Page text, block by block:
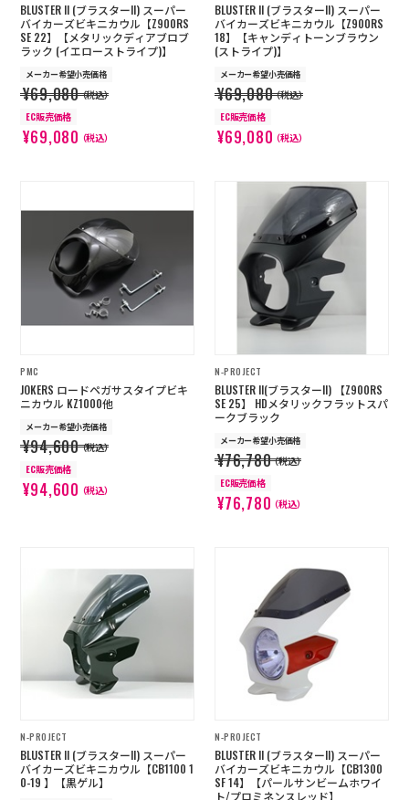
BLUSTER II (ブラスターII) スーパー
バイカーズビキニカウル【Z900RS
SE 22】【メタリックディアブロブ
ラック (イエローストライプ)】
メーカー希望小売価格
¥69,080（税込）
EC販売価格
¥69,080（税込）
BLUSTER II (ブラスターII) スーパー
バイカーズビキニカウル【Z900RS
18】【キャンディトーンブラウン
(ストライプ)】
メーカー希望小売価格
¥69,080（税込）
EC販売価格
¥69,080（税込）
PMC
JOKERS ロードペガサスタイプビキ
ニカウル KZ1000他
メーカー希望小売価格
¥94,600（税込）
EC販売価格
¥94,600（税込）
N-PROJECT
BLUSTER II(ブラスターII) 【Z900RS
SE 25】 HDメタリックフラットスパ
ークブラック
メーカー希望小売価格
¥76,780（税込）
EC販売価格
¥76,780（税込）
N-PROJECT
BLUSTER II (ブラスターII) スーパー
バイカーズビキニカウル【CB1100 1
0-19 】【黒ゲル】
N-PROJECT
BLUSTER II (ブラスターII) スーパー
バイカーズビキニカウル【CB1300
SF 14】【パールサンビームホワイ
ト/プロミネンスレッド】